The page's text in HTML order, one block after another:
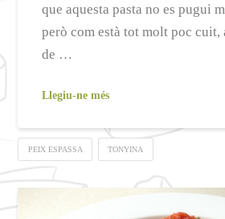
que aquesta pasta no es pugui
però com està tot molt poc cuit,
de …
Llegiu-ne més
PEIX ESPASSA TONYINA